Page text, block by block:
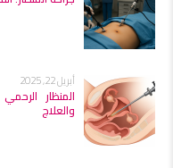
أبريل 22, 2025
المنظار
والعلاج